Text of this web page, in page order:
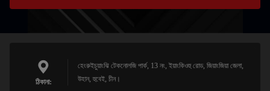
ঠিকানা:
হেংরুইচুয়াংঝি টেকনোলজি পার্ক, 13 নং, ইয়াংকিওহু রোড, জিয়াংজিয়া জেলা,
উহান, হুবেই, চীন।